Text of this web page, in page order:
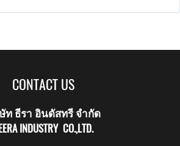
CONTACT US
ท ธีรา อินดัสทรี จำกัด
INDUSTRY CO.,LTD.